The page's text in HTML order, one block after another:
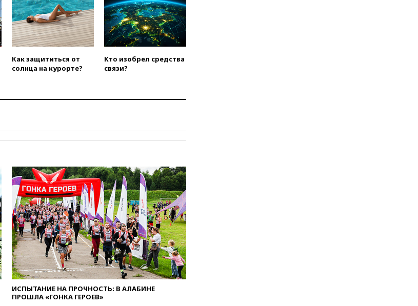
тысяч фунтов стерлингов
05:37
Почти треть россиян
готовы к покупке квартиры
вскладчину
В Баренцевом море
нашли потопленный в 1942
году немецкий транспорт
просит оборонные компании
на второе место среди сетей
быстрого питания в США
хотят испытать ПРО «Золотой
купол» в этом году
вчера, 22:39European Aquatics:
у России есть право провести
ЧЕ по водным видам спорта в
2028 году
вчера, 21:43В Москве
начались испытания
беспилотного поезда
«Ласточка»
вчера, 21:12«Зенит» проиграл
дебютанту РПЛ «Родине» со
счетом 1:2
Как защититься от
солнца на курорте?
Кто изобрел средства
связи?
ИСПЫТАНИЕ НА ПРОЧНОСТЬ: В АЛАБИНЕ
ПРОШЛА «ГОНКА ГЕРОЕВ»